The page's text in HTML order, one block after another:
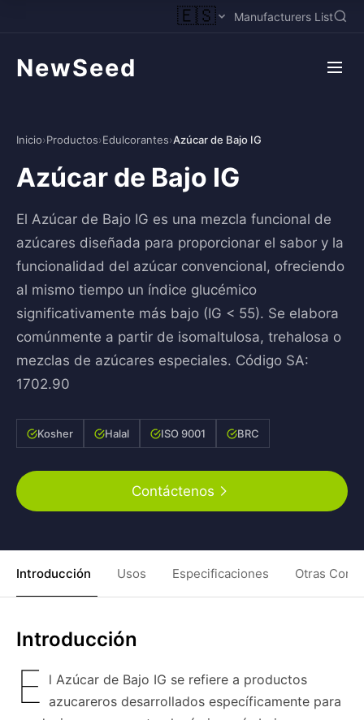
🇪🇸 Manufacturers List
NewSeed
Inicio›Productos›Edulcorantes›Azúcar de Bajo IG
Azúcar de Bajo IG
El Azúcar de Bajo IG es una mezcla funcional de
azúcares diseñada para proporcionar el sabor y la
funcionalidad del azúcar convencional, ofreciendo
al mismo tiempo un índice glucémico
significativamente más bajo (IG < 55). Se elabora
comúnmente a partir de isomaltulosa, trehalosa o
mezclas de azúcares especiales. Código SA:
1702.90
Kosher Halal ISO 9001 BRC
Contáctenos
Introducción Usos Especificaciones Otras
Introducción
E l Azúcar de Bajo IG se refiere a productos
azucareros desarrollados específicamente para